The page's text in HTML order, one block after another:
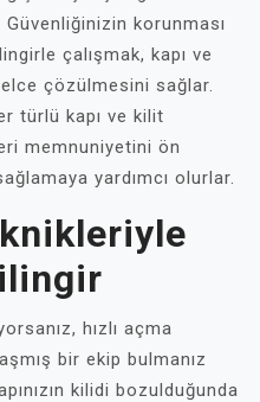
korunması
çalışmak, kapı ve
çözülmesini sağlar.
türlü kapı ve kilit
memnuniyetini ön
yardımcı olurlar.
hızlı açma
bir ekip bulmanız
kilidi bozulduğunda